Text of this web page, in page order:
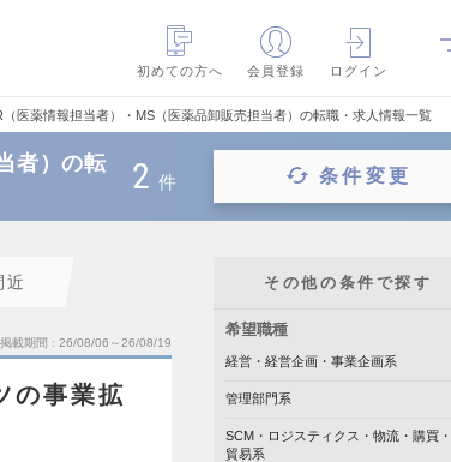
初めての方へ
会員登録 ログイン
医薬情報担当者）・MS（医薬品卸販売担当者）の転職・求人情報一覧
者）の転
2 件 条件変更
近
掲載期間 26/08/06～26/08/19
の事業拡
その他の条件で探す
希望職種
経営・経営企画・事業企画系
管理部門系
SCM・ロジスティクス・物流・購買・
貿易系